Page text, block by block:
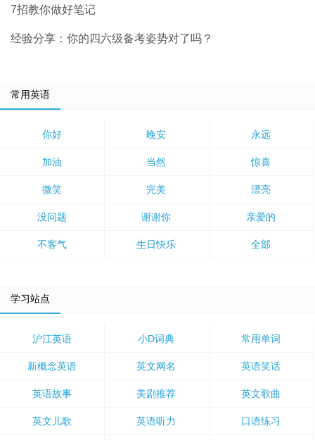
7招教你做好笔记
经验分享：你的四六级备考姿势对了吗？
常用英语
你好 晚安 永远
加油 当然 惊喜
微笑 完美 漂亮
没问题 谢谢你 亲爱的
不客气 生日快乐 全部
学习站点
沪江英语 小D词典 常用单词
新概念英语 英文网名 英语笑话
英语故事 美剧推荐 英文歌曲
英文儿歌 英语听力 口语练习